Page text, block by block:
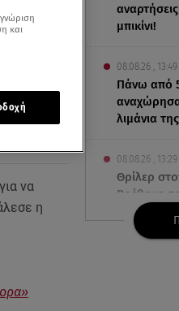
μπικίνι!
08.08.26 , 13:49
Πάνω από
λιμάνια
08.08.26 , 13:29
Θρίλερ
Βρέθηκε
/ Βίντεο
να
η
και